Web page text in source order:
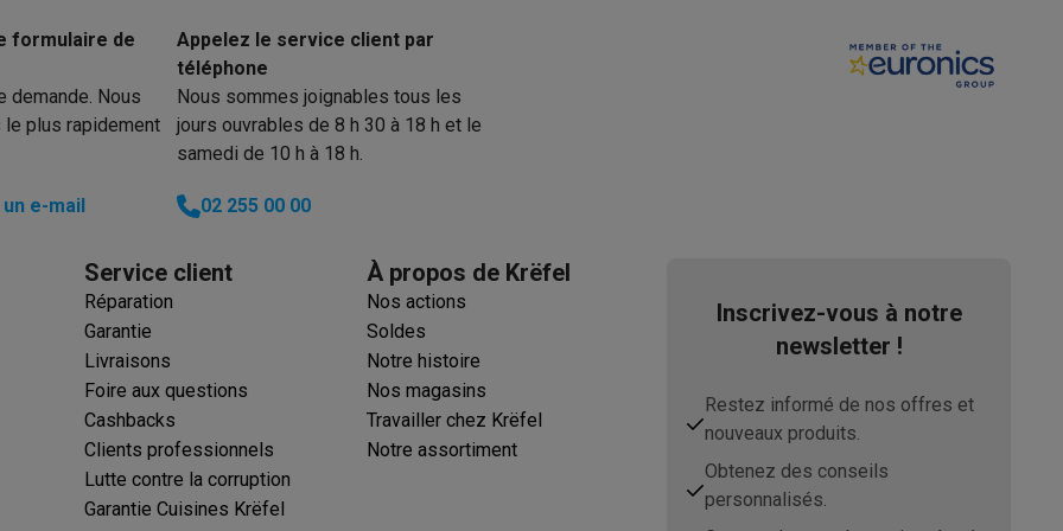
cuiseurs vapeur BouilloiresRobots chauffantsMachines à pâtes
au gazAccessoires
Carafes filtrantesCartouches filtrantesMachines à glaçons
Machines sous videUstensiles & gadgets de cuisine
à composter
Accessoires
traîneauxAspirateurs de table Aspirateurs chantierSacs d'aspirateur
Robots tondeuses
Robots lave-vitres
Nettoyeurs haute pression Nettoyeurs de vitres
Centres de repassage Planches à repasserAccessoires
Accessoires
Stations météo
à laver et sèche-lingeLave-linges séchants
Étendoirs à linge
formulaire de
demande. Nous
plus rapidement
e-mail
Appelez le service client par
téléphone
Nous sommes joignables tous les
jours ouvrables de 8 h 30 à 18 h et le
samedi de 10 h à 18 h.
02 255 00 00
Service client
Réparation
Garantie
Livraisons
Foire aux questions
Cashbacks
Clients professionnels
Lutte contre la corruption
Garantie Cuisines Krëfel
À propos de Krëfel
Nos actions
Soldes
Notre histoire
Nos magasins
Travailler chez Krëfel
Notre assortiment
Inscrivez-vous à notre
newsletter !
Restez informé de nos offres et
nouveaux produits.
Obtenez des conseils
personnalisés.